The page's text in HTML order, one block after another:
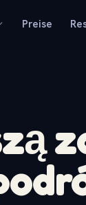
Preise